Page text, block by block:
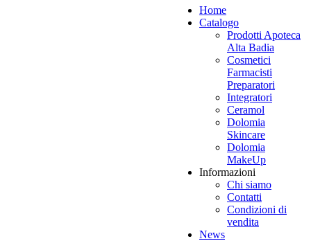
Home
Catalogo
Prodotti Apoteca
Alta Badia
Cosmetici
Farmacisti
Preparatori
Integratori
Ceramol
Dolomia
Skincare
Dolomia
MakeUp
Informazioni
Chi siamo
Contatti
Condizioni di
vendita
News